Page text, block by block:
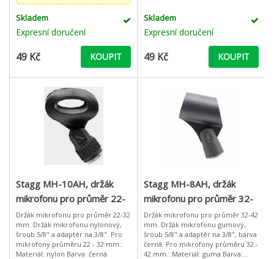
Skladem
Expresní doručení
49 Kč KOUPIT
Skladem
Expresní doručení
49 Kč KOUPIT
Stagg MH-10AH, držák
mikrofonu pro průměr 22-
32 mm
Držák mikrofonu pro průměr 22-32
mm. Držák mikrofonu nylonový,
šroub 5/8" a adaptér na 3/8". Pro
mikrofony průměru 22 - 32 mm.:
Materiál: nylon Barva: černá
Stagg MH-8AH, držák
mikrofonu pro průměr 32-
42 mm
Držák mikrofonu pro průměr 32-42
mm. Držák mikrofonu gumový,
šroub 5/8" a adaptér na 3/8", barva
černá. Pro mikrofony průměru 32 -
42 mm.: Materiál: guma Barva: